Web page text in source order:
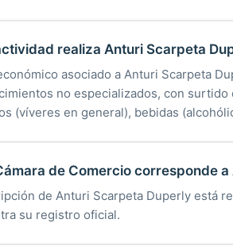
realiza Anturi Scarpeta
asociado a Anturi Scarpeta
no especializados, con
(víveres en general), bebidas
de Comercio corresponde
de Anturi Scarpeta Duperly está
su registro oficial.